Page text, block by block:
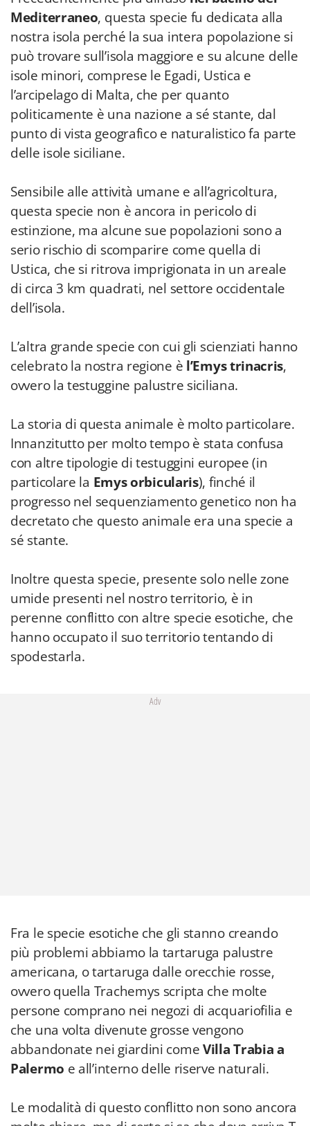
Mediterraneo, questa specie fu dedicata alla
nostra isola perché la sua intera popolazione si
può trovare sull’isola maggiore e su alcune delle
isole minori, comprese le Egadi, Ustica e
l’arcipelago di Malta, che per quanto
politicamente è una nazione a sé stante, dal
punto di vista geografico e naturalistico fa parte
delle isole siciliane.
Sensibile alle attività umane e all’agricoltura,
questa specie non è ancora in pericolo di
estinzione, ma alcune sue popolazioni sono a
serio rischio di scomparire come quella di
Ustica, che si ritrova imprigionata in un areale
di circa 3 km quadrati, nel settore occidentale
dell’isola.
L’altra grande specie con cui gli scienziati hanno
celebrato la nostra regione è l’Emys trinacris,
ovvero la testuggine palustre siciliana.
La storia di questa animale è molto particolare.
Innanzitutto per molto tempo è stata confusa
con altre tipologie di testuggini europee (in
particolare la Emys orbicularis), finché il
progresso nel sequenziamento genetico non ha
decretato che questo animale era una specie a
sé stante.
Inoltre questa specie, presente solo nelle zone
umide presenti nel nostro territorio, è in
perenne conflitto con altre specie esotiche, che
hanno occupato il suo territorio tentando di
spodestarla.
Adv
Fra le specie esotiche che gli stanno creando
più problemi abbiamo la tartaruga palustre
americana, o tartaruga dalle orecchie rosse,
ovvero quella Trachemys scripta che molte
persone comprano nei negozi di acquariofilia e
che una volta divenute grosse vengono
abbandonate nei giardini comeVilla Trabia a
Palermo e all’interno delle riserve naturali.
Le modalità di questo conflitto non sono ancora